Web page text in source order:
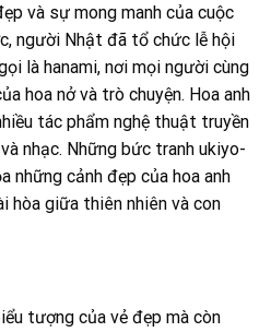
và sự mong manh của cuộc
người Nhật đã tổ chức lễ hội
là hanami, nơi mọi người cùng
hoa nở và trò chuyện. Hoa anh
tác phẩm nghệ thuật truyền
nhạc. Những bức tranh ukiyo-
những cảnh đẹp của hoa anh
hòa giữa thiên nhiên và con
tượng của vẻ đẹp mà còn